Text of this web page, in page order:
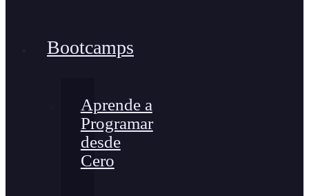
Bootcamps
Aprende a
Programar
desde
Cero